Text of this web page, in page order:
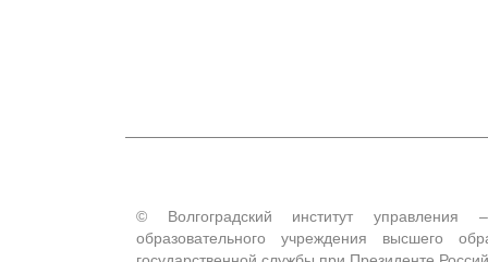
© Волгоградский институт управления
образовательного учреждения высшего